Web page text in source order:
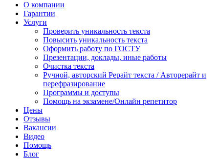
О компании
Гарантии
Услуги
Проверить уникальность текста
Повысить уникальность текста
Оформить работу по ГОСТУ
Презентации, доклады, иные работы
Очистка текста
Ручной, авторский Рерайт текста / Авторерайт и
перефразирование
Программы и доступы
Помощь на экзамене/Онлайн репетитор
Цены
Отзывы
Вакансии
Видео
Помощь
Блог